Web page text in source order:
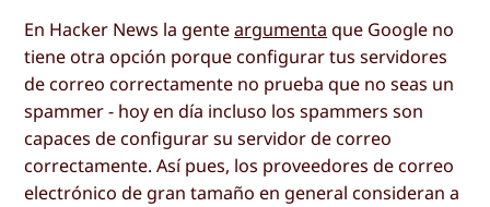
En Hacker News la genteargumenta que Google no
tiene otra opción porque configurar tus servidores
de correo correctamente no prueba que no seas un
spammer - hoy en día incluso los spammers son
capaces de configurar su servidor de correo
correctamente. Así pues, los proveedores de correo
electrónico de gran tamaño en general consideran a